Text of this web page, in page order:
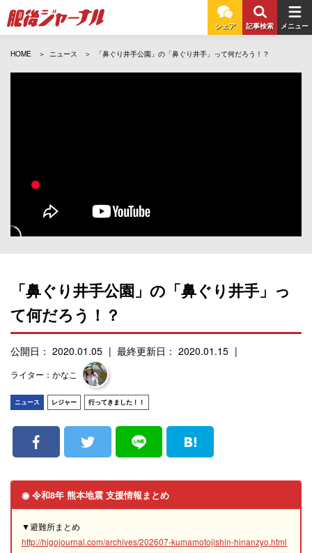
シェア 記事検索 メニュー
HOME ニュース 「鼻ぐり井手公園」の「鼻ぐり井手」って何だろう！？
「鼻ぐり井手公園」の「鼻ぐり井手」っ
て何だろう！？
公開日： 2020.01.05 最終更新日： 2020.01.15
ライター：かなこ
ニュース レジャー 行ってきました！！
◉ 令和8年 熊本地震 支援情報まとめ
▼避難所まとめ
http://higojournal.com/archives/202607-kumamotojishin-hinanzyo.html